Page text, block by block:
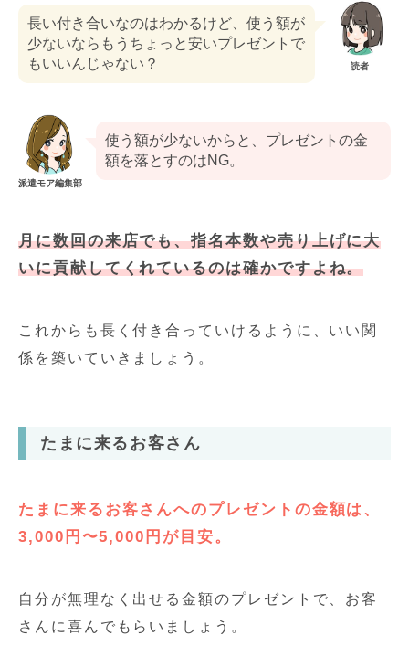
長い付き合いなのはわかるけど、使う額が
少ないならもうちょっと安いプレゼントで
もいいんじゃない？
読者
派遣モア編集部
使う額が少ないからと、プレゼントの金
額を落とすのはNG。
月に数回の来店でも、指名本数や売り上げに大
いに貢献してくれているのは確かですよね。
これからも長く付き合っていけるように、いい関
係を築いていきましょう。
たまに来るお客さん
たまに来るお客さんへのプレゼントの金額は、
3,000円〜5,000円が目安。
自分が無理なく出せる金額のプレゼントで、お客
さんに喜んでもらいましょう。